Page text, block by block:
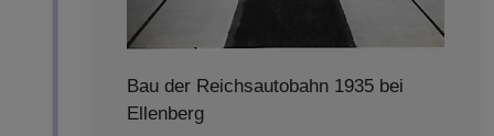
Bau der Reichsautobahn 1935 bei
Ellenberg